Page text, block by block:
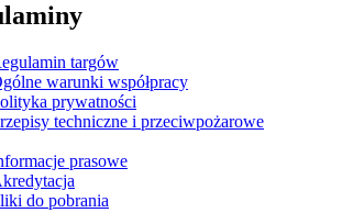
targów
warunki współpracy
prywatności
techniczne i przeciwpożarowe
prasowe
do pobrania